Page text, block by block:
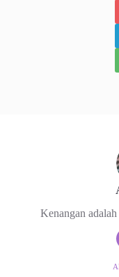
Kenangan